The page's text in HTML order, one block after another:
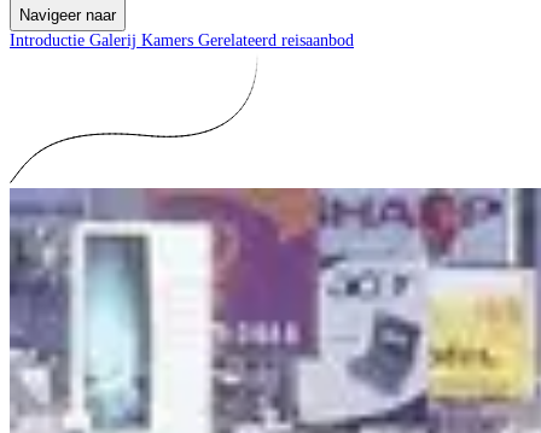
Navigeer naar
Introductie Galerij Kamers Gerelateerd reisaanbod